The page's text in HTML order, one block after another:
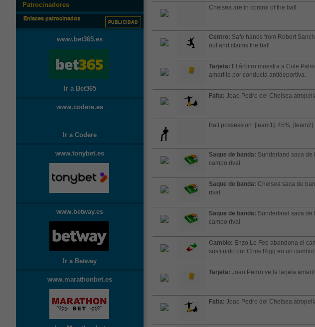
Patrocinadores
Enlaces patrocinados
PUBLICIDAD
www.bet365.es
Ir a Bet365
www.codere.es
Ir a Codere
www.tonybet.es
www.betway.es
Ir a Betway
www.marathonbet.es
Chelsea are in control of the ball.
Centro: Safe hands from Robert
out and claims the ball
Tarjeta: El árbitro muestra a Cole
amarilla por conducta antideportiva.
Falta: Joao Pedro del Chelsea
Ball possession: [team1]: 45%,
Saque de banda: Sunderland saca de
campo rival
Saque de banda: Chelsea saca de
rival
Saque de banda: Sunderland saca de
campo rival
Cambio: Enzo Le Fee abandona el
sustituido por Chris Rigg en un cambio
Tarjeta: Joao Pedro ve la tarjeta
Falta: Joao Pedro del Chelsea